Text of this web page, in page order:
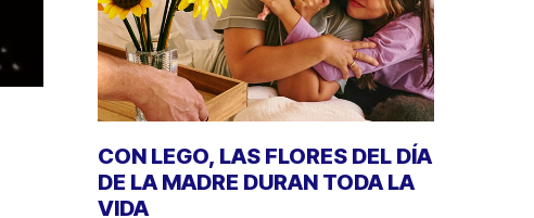
CON LEGO, LAS FLORES DEL DÍA
DE LA MADRE DURAN TODA LA
VIDA